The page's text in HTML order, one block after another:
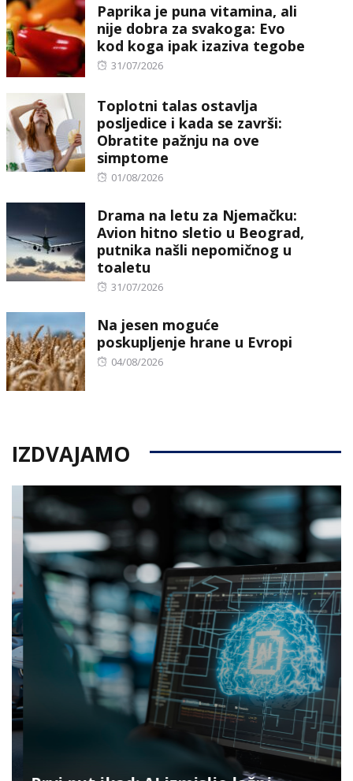
Paprika je puna vitamina, ali
nije dobra za svakoga: Evo
kod koga ipak izaziva tegobe
Posted
31/07/2026
Toplotni talas ostavlja
posljedice i kada se završi:
Obratite pažnju na ove
simptome
Posted
01/08/2026
Drama na letu za Njemačku:
Avion hitno sletio u Beograd,
putnika našli nepomičnog u
toaletu
Posted
31/07/2026
Na jesen moguće
poskupljenje hrane u Evropi
Posted
04/08/2026
IZDVAJAMO